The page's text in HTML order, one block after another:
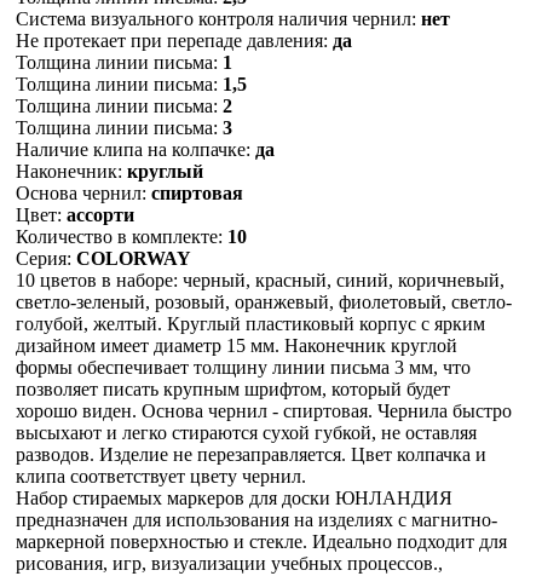
Система визуального контроля наличия чернил: нет
Не протекает при перепаде давления: да
Толщина линии письма: 1
Толщина линии письма: 1,5
Толщина линии письма: 2
Толщина линии письма: 3
Наличие клипа на колпачке: да
Наконечник: круглый
Основа чернил: спиртовая
Цвет: ассорти
Количество в комплекте: 10
Серия: COLORWAY
10 цветов в наборе: черный, красный, синий, коричневый,
светло-зеленый, розовый, оранжевый, фиолетовый, светло-
голубой, желтый. Круглый пластиковый корпус с ярким
дизайном имеет диаметр 15 мм. Наконечник круглой
формы обеспечивает толщину линии письма 3 мм, что
позволяет писать крупным шрифтом, который будет
хорошо виден. Основа чернил - спиртовая. Чернила быстро
высыхают и легко стираются сухой губкой, не оставляя
разводов. Изделие не перезаправляется. Цвет колпачка и
клипа соответствует цвету чернил.
Набор стираемых маркеров для доски ЮНЛАНДИЯ
предназначен для использования на изделиях с магнитно-
маркерной поверхностью и стекле. Идеально подходит для
рисования, игр, визуализации учебных процессов.,